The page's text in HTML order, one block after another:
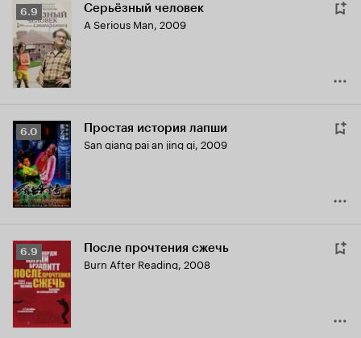
Рейтинг
Кинопоиска
6.9
6.9 Серьёзный человек
A Serious Man, 2009
Рейтинг
Кинопоиска
6.0
6.0 Простая история лапши
San qiang pai an jing qi, 2009
Рейтинг
Кинопоиска
6.9
6.9 После прочтения сжечь
Burn After Reading, 2008